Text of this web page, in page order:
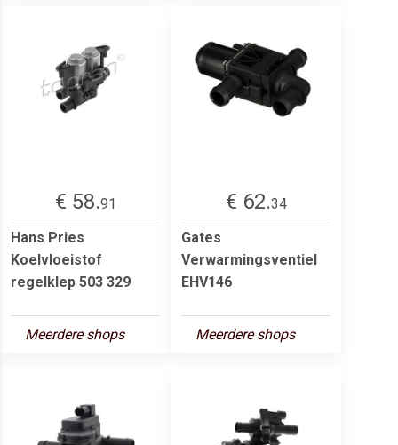
€ 58.91
Hans Pries
Koelvloeistof
regelklep 503 329
Meerdere shops
€ 62.34
Gates
Verwarmingsventiel
EHV146
Meerdere shops